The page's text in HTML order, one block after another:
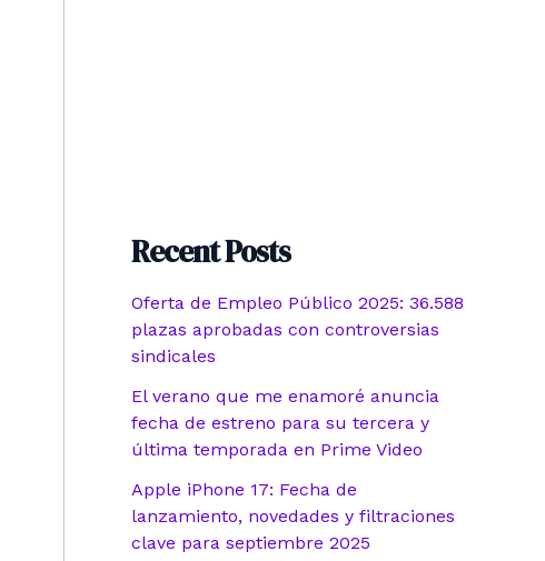
Recent Posts
Oferta de Empleo Público 2025: 36.588
plazas aprobadas con controversias
sindicales
El verano que me enamoré anuncia
fecha de estreno para su tercera y
última temporada en Prime Video
Apple iPhone 17: Fecha de
lanzamiento, novedades y filtraciones
clave para septiembre 2025